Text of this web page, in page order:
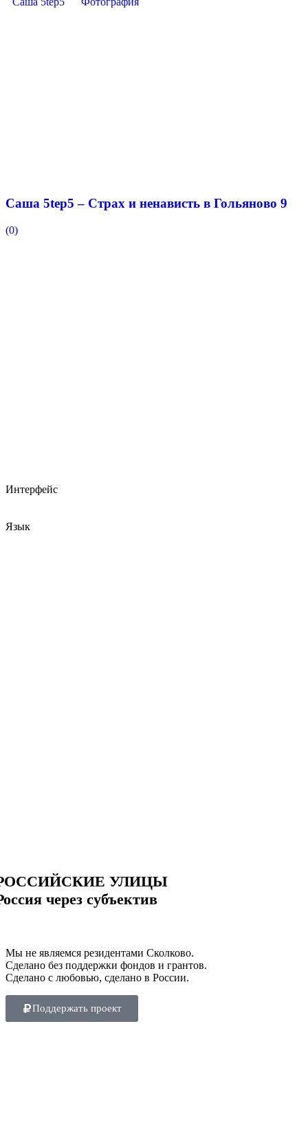
Саша 5tep5 – Страх и ненависть в Гольяново 9
(0)
Интерфейс
Язык
УЛИЦЫ
через субъектив
Мы не являемся резидентами Сколково.
Сделано без поддержки фондов и грантов.
Сделано с любовью, сделано в России.
Поддержать проект